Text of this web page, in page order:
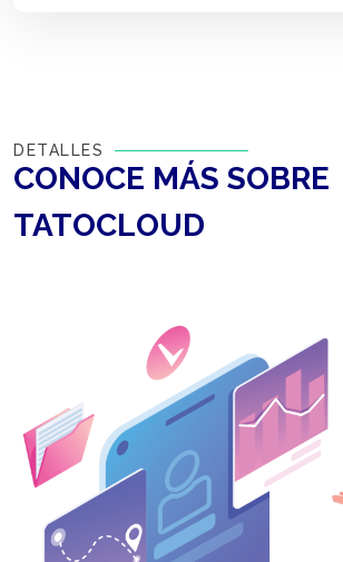
DETALLES
CONOCE MÁS SOBRE
TATOCLOUD